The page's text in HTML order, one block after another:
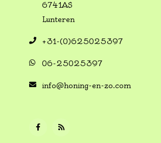
6741AS
Lunteren
+31-(0)625025397
06-25025397
info@honing-en-zo.com